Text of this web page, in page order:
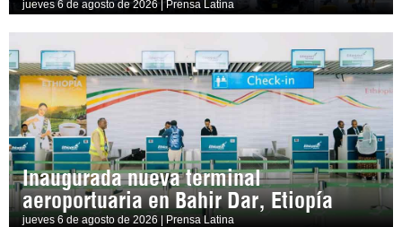
jueves 6 de agosto de 2026 | Prensa Latina
Inaugurada nueva terminal
aeroportuaria en Bahir Dar, Etiopía
jueves 6 de agosto de 2026 | Prensa Latina